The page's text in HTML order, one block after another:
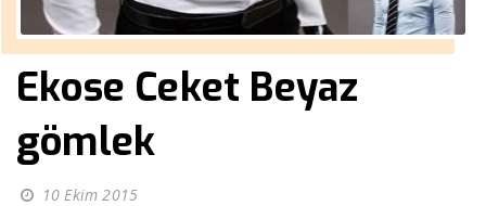
Ekose Ceket Beyaz
gömlek
10 Ekim 2015